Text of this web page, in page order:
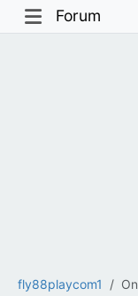
Forum
fly88playcom1